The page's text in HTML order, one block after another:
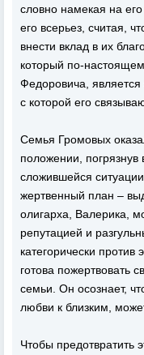
словно намекая на
его всерьез, считая,
внести вклад в их
который по-
Федоровича,
с которой его
Семья Громовых
положении,
сложившейся
жертвенный план –
олигарха, Валерика,
репутацией и
категорически против
готова пожертвовать
семьи. Он осознает,
любви к близким,
Чтобы предотвратить